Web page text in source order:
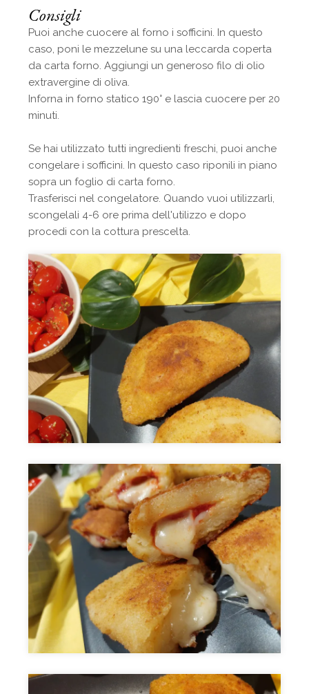
Consigli
Puoi anche cuocere al forno i sofficini. In questo
caso, poni le mezzelune su una leccarda coperta
da carta forno. Aggiungi un generoso filo di olio
extravergine di oliva.
Inforna in forno statico 190° e lascia cuocere per 20
minuti.
Se hai utilizzato tutti ingredienti freschi, puoi anche
congelare i sofficini. In questo caso riponili in piano
sopra un foglio di carta forno.
Trasferisci nel congelatore. Quando vuoi utilizzarli,
scongelali 4-6 ore prima dell'utilizzo e dopo
procedi con la cottura prescelta.